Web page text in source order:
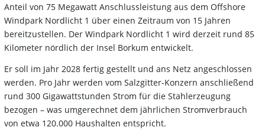
Anteil von 75 Megawatt Anschlussleistung aus dem Offshore
Windpark Nordlicht 1 über einen Zeitraum von 15 Jahren
bereitzustellen. Der Windpark Nordlicht 1 wird derzeit rund 85
Kilometer nördlich der Insel Borkum entwickelt.
Er soll im Jahr 2028 fertig gestellt und ans Netz angeschlossen
werden. Pro Jahr werden vom Salzgitter-Konzern anschließend
rund 300 Gigawattstunden Strom für die Stahlerzeugung
bezogen – was umgerechnet dem jährlichen Stromverbrauch
von etwa 120.000 Haushalten entspricht.